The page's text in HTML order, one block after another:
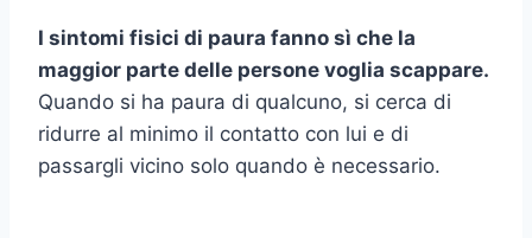
I sintomi fisici di paura fanno sì che la
maggior parte delle persone voglia scappare.
Quando si ha paura di qualcuno, si cerca di
ridurre al minimo il contatto con lui e di
passargli vicino solo quando è necessario.